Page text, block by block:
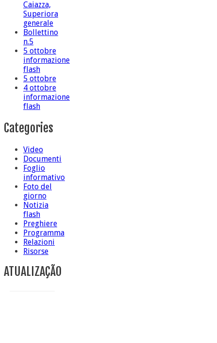
Caiazza,
Superiora
generale
Bollettino
n.5
5 ottobre
informazione
flash
5 ottobre
4 ottobre
informazione
flash
Categories
Video
Documenti
Foglio
informativo
Foto del
giorno
Notizia
flash
Preghiere
Programma
Relazioni
Risorse
ATUALIZAÇÃO